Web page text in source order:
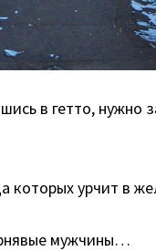
в гетто,
которых урчит в
мужчины…